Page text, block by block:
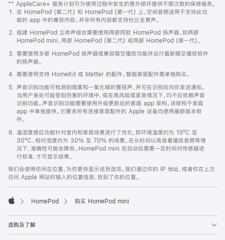
窗
口
中
打
开)
** AppleCare+ 服务计划可为使用过程中发生的意外损坏提供不限次数的保修服务。
在 HomePod (第二代) 和 HomePod (第一代) 上，空间音频适用于支持此功
能的 app 中的兼容内容。并非所有内容都支持杜比全景声。
组建 HomePod 立体声组合需要使用两部同款 HomePod 扬声器，如两部
HomePod mini、两部 HomePod (第二代) 或两部 HomePod (第一代)。
需要使用多部 HomePod 扬声器或兼容隔空播放功能并运行最新隔空播放软件
的扬声器。
需要使用支持 HomeKit 或 Matter 的配件。智能家居配件需单独购买。
声音识别功能可检测到烟雾和一氧化碳的警报声，并可在识别后向你发送通知。
当用户身处可能受到伤害的环境中，或在高风险或紧急情况下，均不应依赖声音
识别功能。声音识别功能需要使用升级更新后的家庭 app 架构，该架构于家庭
app 中单独提供。它要求所有连接家居配件的 Apple 设备均使用最新版本软
件。
温湿度感应功能针对室内和家居场景进行了优化，即环境温度约为 15ºC 至
30ºC、相对湿度约为 30% 至 70% 的场景。在长时间以高音量播放音频等情
况下，准确性可能会降低。HomePod mini 在启动后需要一定时间对传感器进
行校准，才可显示结果。
我们会使用你所在位置，为你更快显示送货选项。我们通过你的 IP 地址，或者你在上次
访问 Apple 网站时输入的位置信息，找到了你的位置。
HomePod 购买 HomePod mini
选购及了解